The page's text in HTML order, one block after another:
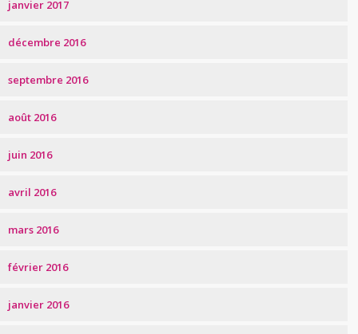
janvier 2017
décembre 2016
septembre 2016
août 2016
juin 2016
avril 2016
mars 2016
février 2016
janvier 2016